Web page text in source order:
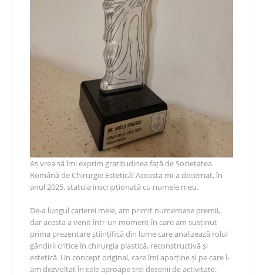
Aș vrea să îmi exprim gratitudinea față de Societatea
Română de Chirurgie Estetică! Aceasta mi-a decernat, în
anul 2025, statuia inscripționată cu numele meu.
De-a lungul carierei mele, am primit numeroase premii,
dar acesta a venit într-un moment în care am susținut
prima prezentare științifică din lume care analizează rolul
gândirii critice în chirurgia plastică, reconstructivă și
estetică. Un concept original, care îmi aparține și pe care l-
am dezvoltat în cele aproape trei decenii de activitate.